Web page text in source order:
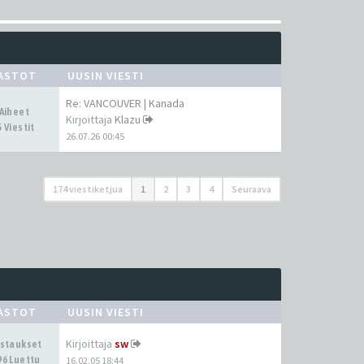
UUSIN VIESTI
Viestit
Re: VANCOUVER | Kanada
Kirjoittaja Klazu
26.07.26 00:45
174 viestiketjua 1 2 3 4 Seuraava
UUSIN VIESTI
Luettu
Kirjoittaja sw
16.02.05 18:44